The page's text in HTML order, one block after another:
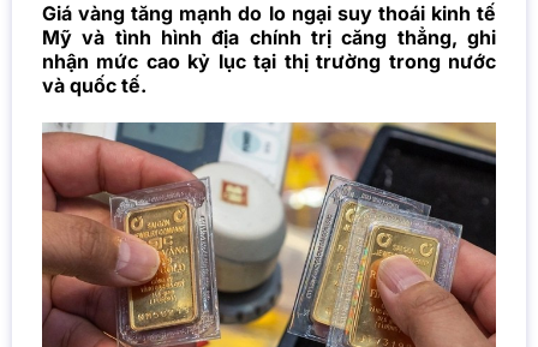
Giá vàng tăng mạnh do lo ngại suy thoái kinh tế
Mỹ và tình hình địa chính trị căng thẳng, ghi
nhận mức cao kỷ lục tại thị trường trong nước
và quốc tế.